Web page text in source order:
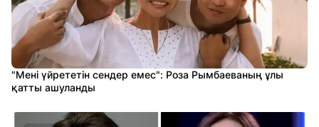
"Мені үйрететін сендер емес": Роза Рымбаеваның ұлы
қатты ашуланды